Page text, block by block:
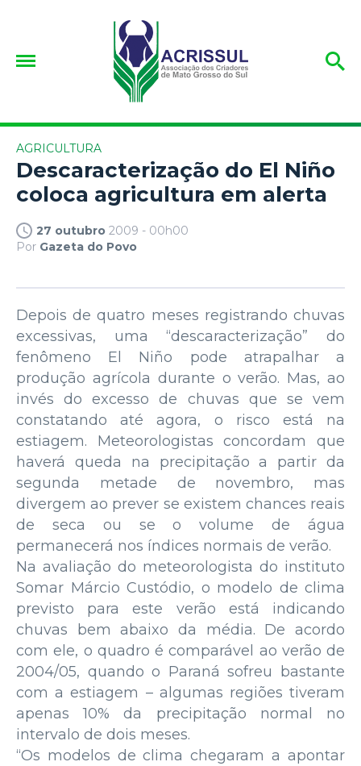
AGRICULTURA
Descaracterização do El Niño
coloca agricultura em alerta
27 outubro 2009 - 00h00
Por Gazeta do Povo
Depois de quatro meses registrando chuvas
excessivas, uma “descaracterização” do
fenômeno El Niño pode atrapalhar a
produção agrícola durante o verão. Mas, ao
invés do excesso de chuvas que se vem
constatando até agora, o risco está na
estiagem. Meteorologistas concordam que
haverá queda na precipitação a partir da
segunda metade de novembro, mas
divergem ao prever se existem chances reais
de seca ou se o volume de água
permanecerá nos índices normais de verão.
Na avaliação do meteorologista do instituto
Somar Márcio Custódio, o modelo de clima
previsto para este verão está indicando
chuvas bem abaixo da média. De acordo
com ele, o quadro é comparável ao verão de
2004/05, quando o Paraná sofreu bastante
com a estiagem – algumas regiões tiveram
apenas 10% da precipitação normal no
intervalo de dois meses.
“Os modelos de clima chegaram a apontar